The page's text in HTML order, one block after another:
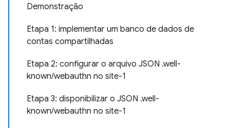
Demonstração
Etapa 1: implementar um banco de dados de
contas compartilhadas
Etapa 2: configurar o arquivo JSON .well-
known/webauthn no site-1
Etapa 3: disponibilizar o JSON .well-
known/webauthn no site-1